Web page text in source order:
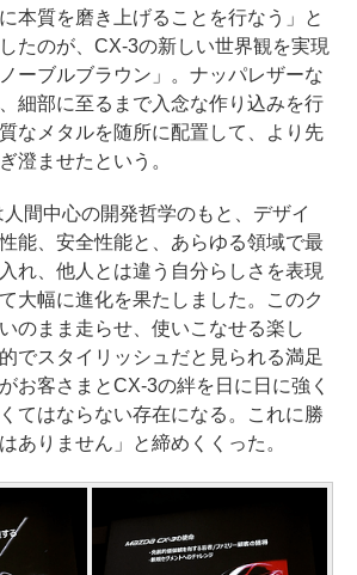
本質を磨き上げることを行なう」と
たのが、CX-3の新しい世界観を実現
ーブルブラウン」。ナッパレザーな
細部に至るまで入念な作り込みを行
なメタルを随所に配置して、より先
澄ませたという。
間中心の開発哲学のもと、デザイ
能、安全性能と、あらゆる領域で最
れ、他人とは違う自分らしさを表現
大幅に進化を果たしました。このク
のまま走らせ、使いこなせる楽し
でスタイリッシュだと見られる満足
お客さまとCX-3の絆を日に日に強く
てはならない存在になる。これに勝
ありません」と締めくくった。